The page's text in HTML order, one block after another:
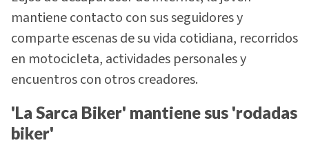
mantiene contacto con sus seguidores y
comparte escenas de su vida cotidiana, recorridos
en motocicleta, actividades personales y
encuentros con otros creadores.
'La Sarca Biker' mantiene sus 'rodadas
biker'